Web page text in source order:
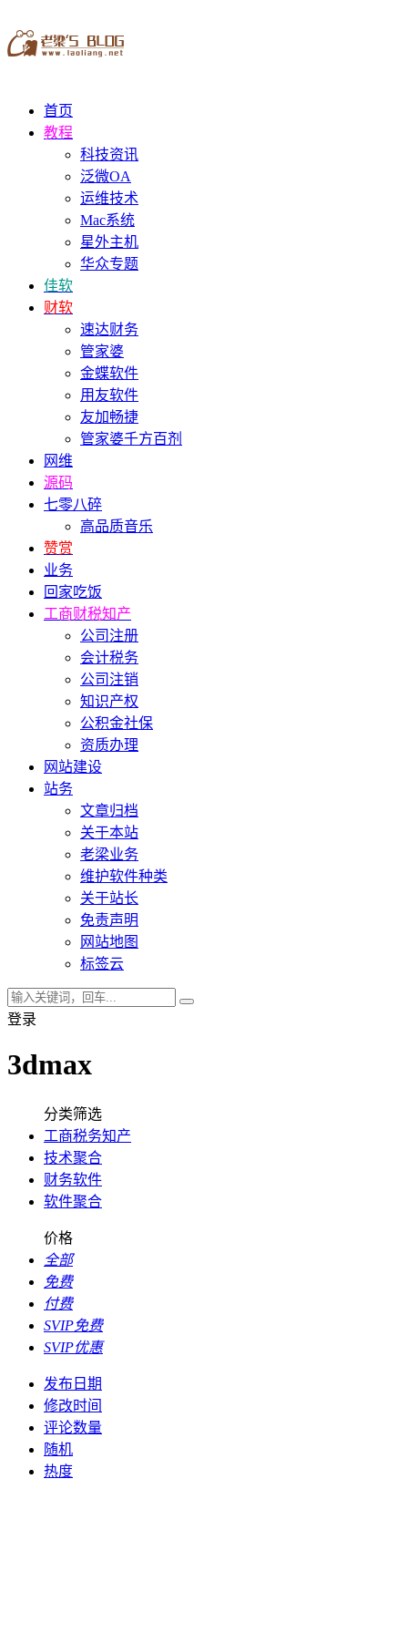
首页
教程
科技资讯
泛微OA
运维技术
Mac系统
星外主机
华众专题
佳软
财软
速达财务
管家婆
金蝶软件
用友软件
友加畅捷
管家婆千方百剂
网维
源码
七零八碎
高品质音乐
赞赏
业务
回家吃饭
工商财税知产
公司注册
会计税务
公司注销
知识产权
公积金社保
资质办理
网站建设
站务
文章归档
关于本站
老梁业务
维护软件种类
关于站长
免责声明
网站地图
标签云
登录
3dmax
分类筛选
工商税务知产
技术聚合
财务软件
软件聚合
价格
全部
免费
付费
SVIP免费
SVIP优惠
发布日期
修改时间
评论数量
随机
热度